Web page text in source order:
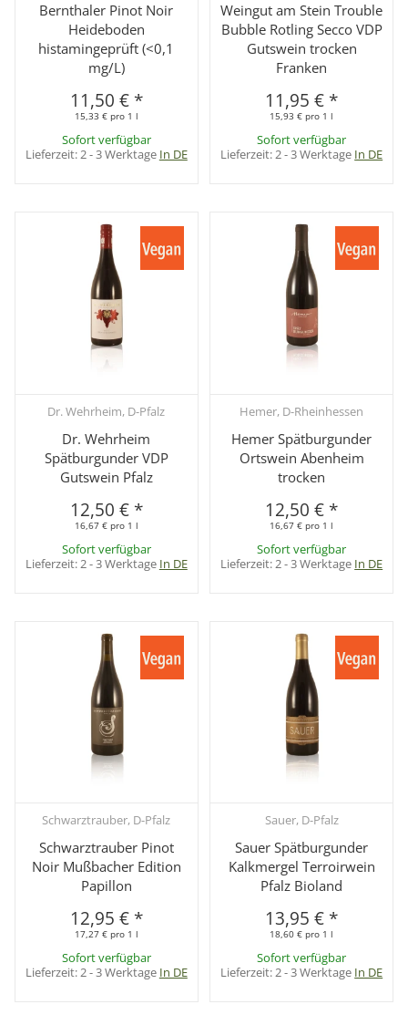
Bernthaler Pinot Noir
Heideboden
histamingeprüft (<0,1
mg/L)
11,50 € *
15,33 € pro 1 l
Sofort verfügbar
Lieferzeit:2 - 3 Werktage In DE
Weingut am Stein Trouble
Bubble Rotling Secco VDP
Gutswein trocken
Franken
11,95 € *
15,93 € pro 1 l
Sofort verfügbar
Lieferzeit:2 - 3 Werktage In DE
Dr. Wehrheim, D-Pfalz
Dr. Wehrheim
Spätburgunder VDP
Gutswein Pfalz
12,50 € *
16,67 € pro 1 l
Sofort verfügbar
Lieferzeit:2 - 3 Werktage In DE
Hemer, D-Rheinhessen
Hemer Spätburgunder
Ortswein Abenheim
trocken
12,50 € *
16,67 € pro 1 l
Sofort verfügbar
Lieferzeit:2 - 3 Werktage In DE
Schwarztrauber, D-Pfalz
Schwarztrauber Pinot
Noir Mußbacher Edition
Papillon
12,95 € *
17,27 € pro 1 l
Sofort verfügbar
Lieferzeit:2 - 3 Werktage In DE
Sauer, D-Pfalz
Sauer Spätburgunder
Kalkmergel Terroirwein
Pfalz Bioland
13,95 € *
18,60 € pro 1 l
Sofort verfügbar
Lieferzeit:2 - 3 Werktage In DE